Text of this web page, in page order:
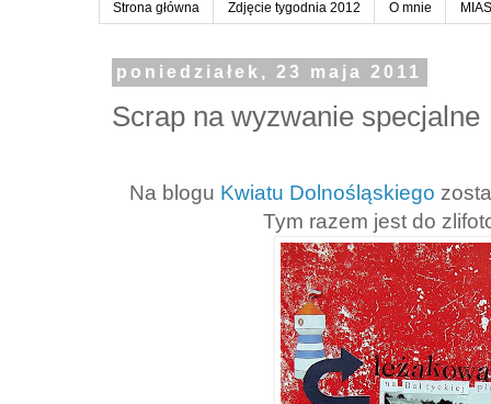
Strona główna Zdjęcie tygodnia 2012 O mnie
poniedziałek, 23 maja 2011
Scrap na wyzwanie specjalne
Na blogu Kwiatu Dolnośląskiego
Tym razem jest do